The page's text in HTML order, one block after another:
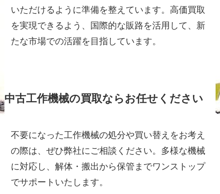
いただけるように準備を整えています。高価買取
を実現できるよう、国際的な販路を活用して、新
たな市場での活躍を目指しています。
中古工作機械の買取ならお任せください
不要になった工作機械の処分や買い替えをお考え
の際は、ぜひ弊社にご相談ください。多様な機械
に対応し、解体・搬出から保管までワンストップ
でサポートいたします。